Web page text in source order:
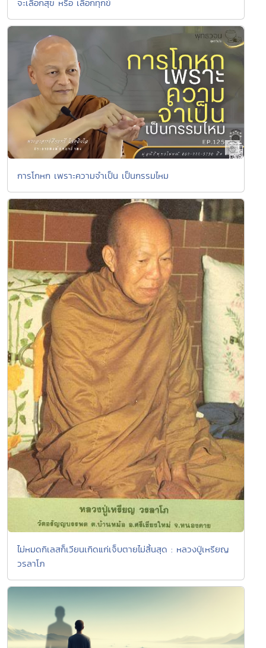
จะเลือกสุข หรือ เลือกทุกข์
การโกหก เพราะความจำเป็น เป็นกรรมไหม
ไม่หมดกิเลสก็เวียนเกิดแก่เจ็บตายไม่สิ้นสุด : หลวงปู่เหรียญ
วรลาโภ